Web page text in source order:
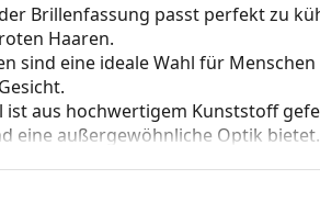
Brillenfassung passt perfekt zu
Haaren.
sind eine ideale Wahl für
ist aus hochwertigem Kunststoff
eine außergewöhnliche Optik bietet.
Ihren Stil dank ihres auffälligen
Langlebigkeit, die Tatsache,